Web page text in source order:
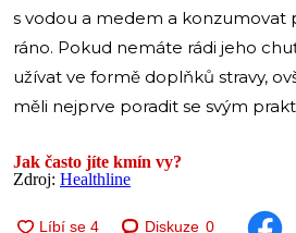
s vodou a medem a konzumovat
ráno. Pokud nemáte rádi jeho
užívat ve formě doplňků stravy,
měli nejprve poradit se svým
Jak často jíte kmín vy?
Zdroj: Healthline
Diskuze 0